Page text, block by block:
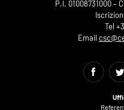
P.I. 01008731000 –
Tel
Email